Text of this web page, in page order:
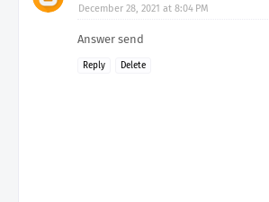
December 28, 2021 at 8:04 PM
Answer send
Reply Delete